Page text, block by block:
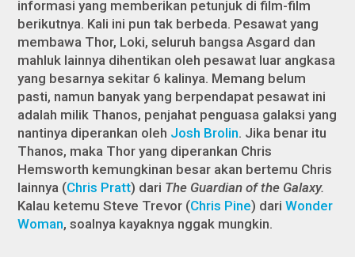
informasi yang memberikan petunjuk di film-film
berikutnya. Kali ini pun tak berbeda. Pesawat yang
membawa Thor, Loki, seluruh bangsa Asgard dan
mahluk lainnya dihentikan oleh pesawat luar angkasa
yang besarnya sekitar 6 kalinya. Memang belum
pasti, namun banyak yang berpendapat pesawat ini
adalah milik Thanos, penjahat penguasa galaksi yang
nantinya diperankan oleh Josh Brolin. Jika benar itu
Thanos, maka Thor yang diperankan Chris
Hemsworth kemungkinan besar akan bertemu Chris
lainnya (Chris Pratt) dari The Guardian of the Galaxy.
Kalau ketemu Steve Trevor (Chris Pine) dariWonder
Woman, soalnya kayaknya nggak mungkin.